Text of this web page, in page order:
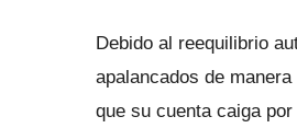
Debido al reequilibrio
apalancados de
que su cuenta caiga